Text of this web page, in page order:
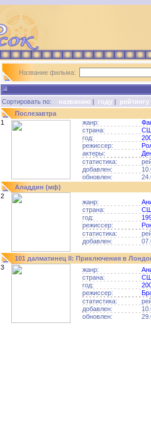
Название фильма:
Сортировать по: названию | году | рейтингу
Послезавтра
1
жанр:
страна:
год:
режиссер:
актеры:
статистика:
добавлен:
обновлен:
Аладдин (мф)
2
жанр:
страна:
год:
режиссер:
статистика:
добавлен:
101 далматинец II: Приключения в
3
жанр:
страна:
год:
режиссер:
статистика:
добавлен:
обновлен: